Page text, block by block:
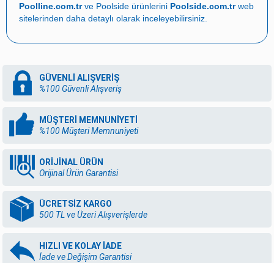
Poolline.com.trve Poolside ürünlerini Poolside.com.trweb
sitelerinden daha detaylı olarak inceleyebilirsiniz.
GÜVENLİ ALIŞVERİŞ
%100 Güvenli Alışveriş
MÜŞTERİ MEMNUNİYETİ
%100 Müşteri Memnuniyeti
ORİJİNAL ÜRÜN
Orijinal Ürün Garantisi
ÜCRETSİZ KARGO
500 TL ve Üzeri Alışverişlerde
HIZLI VE KOLAY İADE
İade ve Değişim Garantisi